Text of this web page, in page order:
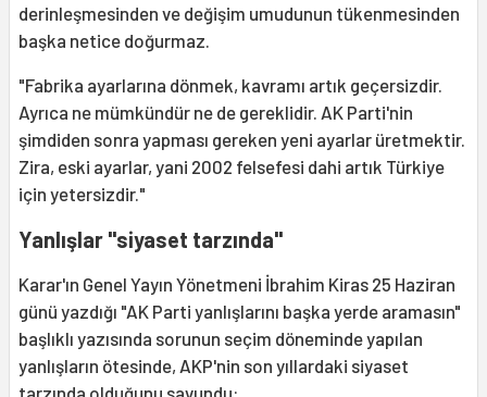
derinleşmesinden ve değişim umudunun tükenmesinden
başka netice doğurmaz.
"Fabrika ayarlarına dönmek, kavramı artık geçersizdir.
Ayrıca ne mümkündür ne de gereklidir. AK Parti'nin
şimdiden sonra yapması gereken yeni ayarlar üretmektir.
Zira, eski ayarlar, yani 2002 felsefesi dahi artık Türkiye
için yetersizdir."
Yanlışlar "siyaset tarzında"
Karar'ın Genel Yayın Yönetmeni İbrahim Kiras 25 Haziran
günü yazdığı "AK Parti yanlışlarını başka yerde aramasın"
başlıklı yazısında sorunun seçim döneminde yapılan
yanlışların ötesinde, AKP'nin son yıllardaki siyaset